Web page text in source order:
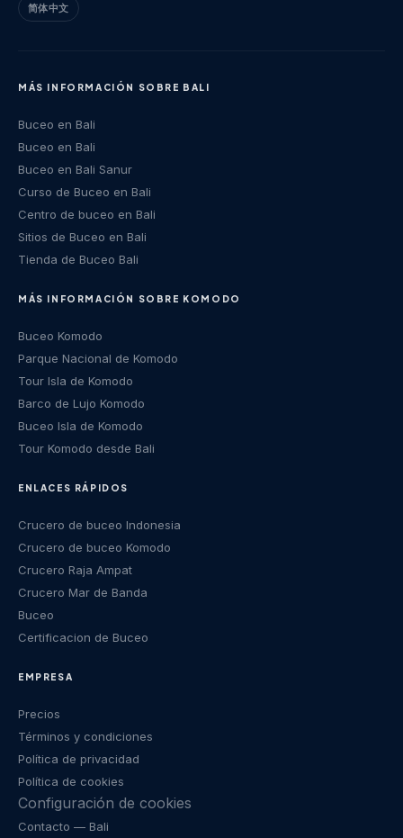
简体中文
MÁS INFORMACIÓN SOBRE BALI
Buceo en Bali
Buceo en Bali
Buceo en Bali Sanur
Curso de Buceo en Bali
Centro de buceo en Bali
Sitios de Buceo en Bali
Tienda de Buceo Bali
MÁS INFORMACIÓN SOBRE KOMODO
Buceo Komodo
Parque Nacional de Komodo
Tour Isla de Komodo
Barco de Lujo Komodo
Buceo Isla de Komodo
Tour Komodo desde Bali
ENLACES RÁPIDOS
Crucero de buceo Indonesia
Crucero de buceo Komodo
Crucero Raja Ampat
Crucero Mar de Banda
Buceo
Certificacion de Buceo
EMPRESA
Precios
Términos y condiciones
Política de privacidad
Política de cookies
Configuración de cookies
Contacto — Bali